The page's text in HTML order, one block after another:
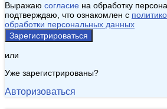
Выражаю согласие на обработку
подтверждаю, что ознакомлен с
обработки персональных данных
Зарегистрироваться
или
Уже зарегистрированы?
Авторизоваться